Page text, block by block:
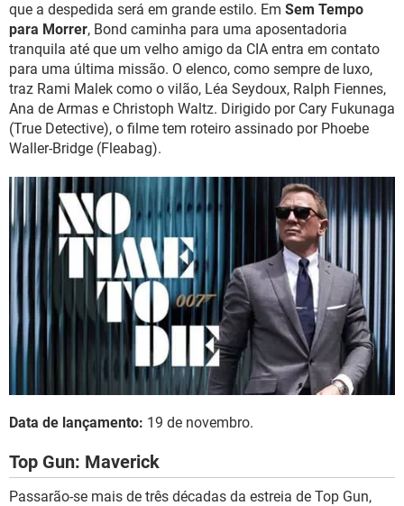
que a despedida será em grande estilo. Em Sem Tempo
para Morrer, Bond caminha para uma aposentadoria
tranquila até que um velho amigo da CIA entra em contato
para uma última missão. O elenco, como sempre de luxo,
traz Rami Malek como o vilão, Léa Seydoux, Ralph Fiennes,
Ana de Armas e Christoph Waltz. Dirigido por Cary Fukunaga
(True Detective), o filme tem roteiro assinado por Phoebe
Waller-Bridge (Fleabag).
Data de lançamento: 19 de novembro.
Top Gun: Maverick
Passarão-se mais de três décadas da estreia de Top Gun,